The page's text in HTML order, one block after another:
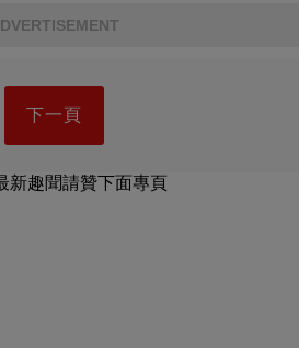
下一頁
新趣聞請贊下面專頁